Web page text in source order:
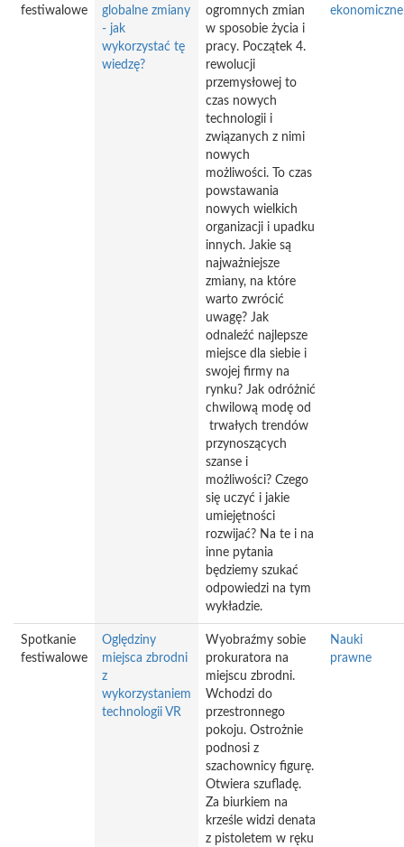
festiwalowe
globalne zmiany
- jak
wykorzystać tę
wiedzę?
ogromnych zmian
w sposobie życia i
pracy. Początek 4.
rewolucji
przemysłowej to
czas nowych
technologii i
związanych z nimi
nowych
możliwości. To czas
powstawania
nowych wielkich
organizacji i upadku
innych. Jakie są
najważniejsze
zmiany, na które
warto zwrócić
uwagę? Jak
odnaleźć najlepsze
miejsce dla siebie i
swojej firmy na
rynku? Jak odróżnić
chwilową modę od
trwałych trendów
przynoszących
szanse i
możliwości? Czego
się uczyć i jakie
umiejętności
rozwijać? Na te i na
inne pytania
będziemy szukać
odpowiedzi na tym
wykładzie.
ekonomiczne
Spotkanie
festiwalowe
Oględziny
miejsca zbrodni
z
wykorzystaniem
technologii VR
Wyobraźmy sobie
prokuratora na
miejscu zbrodni.
Wchodzi do
przestronnego
pokoju. Ostrożnie
podnosi z
szachownicy figurę.
Otwiera szufladę.
Za biurkiem na
krześle widzi denata
z pistoletem w ręku
Nauki
prawne